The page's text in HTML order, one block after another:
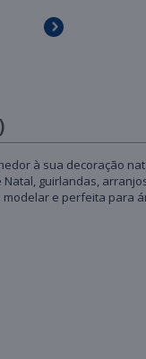
à sua decoração
guirlandas,
e perfeita